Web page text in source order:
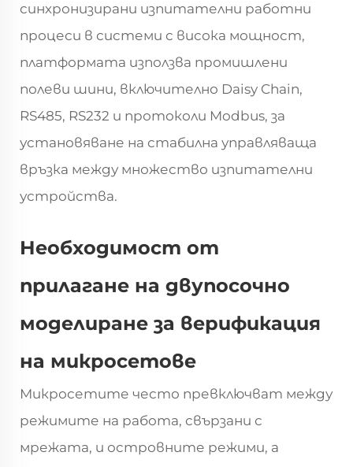
синхронизирани изпитателни работни
процеси в системи с висока мощност,
платформата използва промишлени
полеви шини, включително Daisy Chain,
RS485, RS232 и протоколи Modbus, за
установяване на стабилна управляваща
връзка между множество изпитателни
устройства.
Необходимост от
прилагане на двупосочно
моделиране за верификация
на микросетове
Микросетите често превключват между
режимите на работа, свързани с
мрежата, и островните режими, а